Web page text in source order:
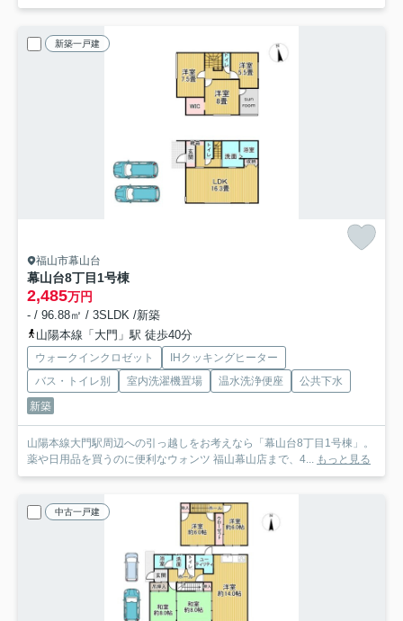
新築一戸建
福山市幕山台
幕山台8丁目1号棟
2,485万円
- / 96.88㎡ / 3SLDK /新築
山陽本線「大門」駅 徒歩40分
ウォークインクロゼット
IHクッキングヒーター
バス・トイレ別
室内洗濯機置場 温水洗浄便座
公共下水
新築
山陽本線大門駅周辺への引っ越しをお考えなら「幕山台8丁目1号棟」。
薬や日用品を買うのに便利なウォンツ 福山幕山店まで、4... もっと見る
中古一戸建